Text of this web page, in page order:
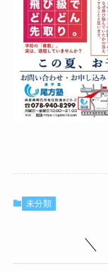
未分類